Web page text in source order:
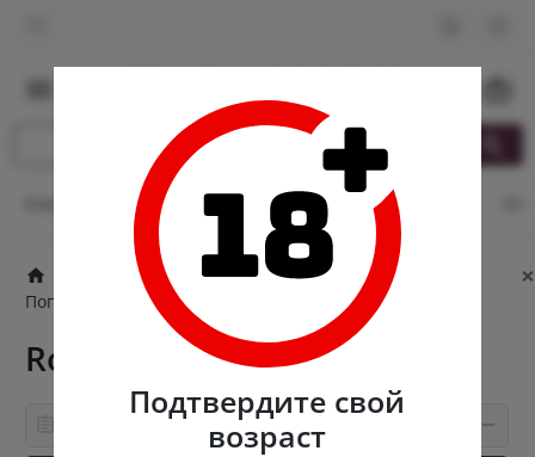
Подтвердите свой
возраст
Оплата и доставка Кэшбек
×
Попперсы
Канадские попперсы
Попперсы для фистинга
Rochefort Hexyl 30ml
Rochefort Hexyl 30ml
Информация о товаре